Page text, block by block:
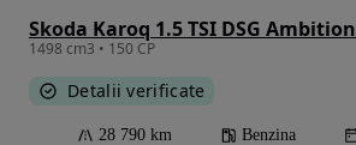
Skoda Karoq 1.5 TSI DSG Ambition
1498 cm3 • 150 CP
Detalii verificate
28 790 km Benzina